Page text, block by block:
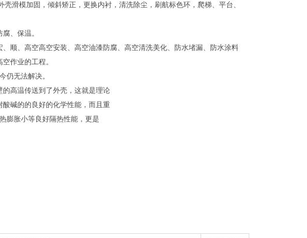
滑模加固，倾斜矫正，更换内衬，清洗除尘，刷航标色环，爬梯、平台、
、保温。
顺、高空高空安装、高空油漆防腐、高空清洗美化、防水堵漏、防水涂料
作业的工程。
仍无法解决。
高温传送到了外壳，这就是理论
碱的的良好的化学性能，而且重
膨胀小等良好隔热性能，更是